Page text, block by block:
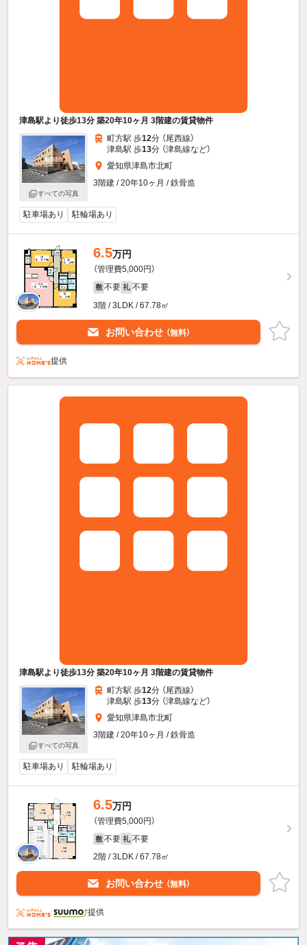
津島駅より徒歩13分 築20年10ヶ月 3階建の賃貸物件
すべての写真
町方駅 歩12分 （尾西線）
津島駅 歩13分 （津島線など）
愛知県津島市北町
3階建 / 20年10ヶ月 / 鉄骨造
駐車場あり 駐輪場あり
6.5万円
（管理費5,000円）
敷 不要 礼 不要
3階 / 3LDK / 67.78㎡
お問い合わせ （無料）
提供
津島駅より徒歩13分 築20年10ヶ月 3階建の賃貸物件
すべての写真
町方駅 歩12分 （尾西線）
津島駅 歩13分 （津島線など）
愛知県津島市北町
3階建 / 20年10ヶ月 / 鉄骨造
駐車場あり 駐輪場あり
6.5万円
（管理費5,000円）
敷 不要 礼 不要
2階 / 3LDK / 67.78㎡
お問い合わせ （無料）
提供